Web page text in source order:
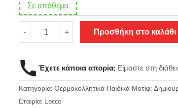
Σε απόθεμα
-
Θερμοκολλητικό
σιδερότυπο
Μονόκερος
6x5
LECCO
3325.H
+ Προσθήκη στο καλάθι
Έχετε κάποια απορία; Είμαστε στη
Κατηγορία: Θερμοκολλητικά Παιδικά Μοτίφ:
Εταιρία: Lecco